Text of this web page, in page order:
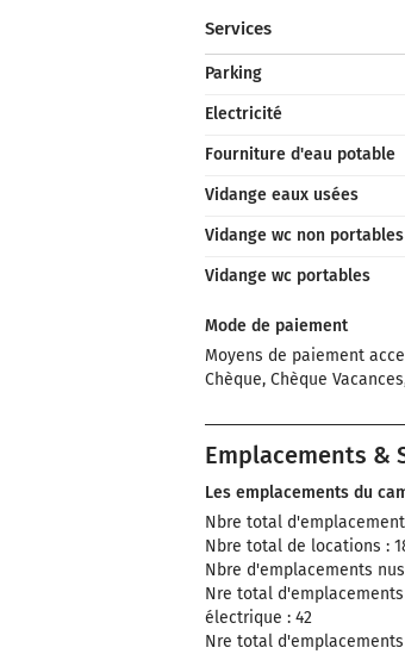
Services
Parking
Electricité
Fourniture d'eau potable
Vidange eaux usées
Vidange wc non portables
Vidange wc portables
Mode de paiement
Moyens de paiement
Chèque, Chèque
Emplacements &
Les emplacements du
Nbre total
Nbre total de locations :
Nbre d'emplacements
Nre total
électrique : 42
Nre total